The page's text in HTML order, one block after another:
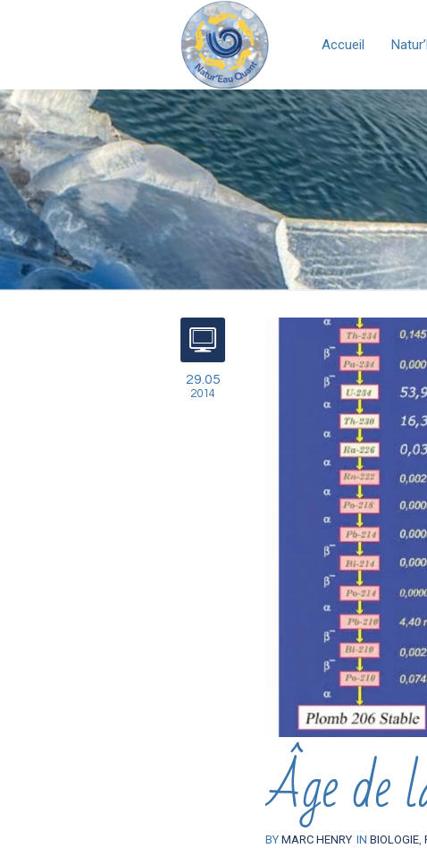
Accueil
29.05
2014
Âge de
BY MARC HENRY IN BIOLOGIE,